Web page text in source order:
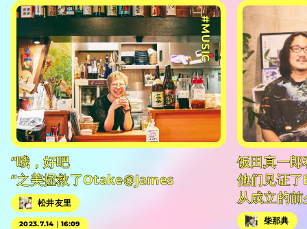
#MUSIC
“哦，好吧
“之美拯救了Otake@James
松井友里
2023.7.14｜16:09
饭田真一
他们见证
从成立的
柴那典